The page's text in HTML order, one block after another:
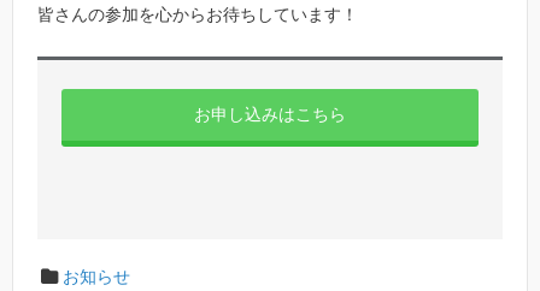
皆さんの参加を心からお待ちしています！
お申し込みはこちら
お知らせ